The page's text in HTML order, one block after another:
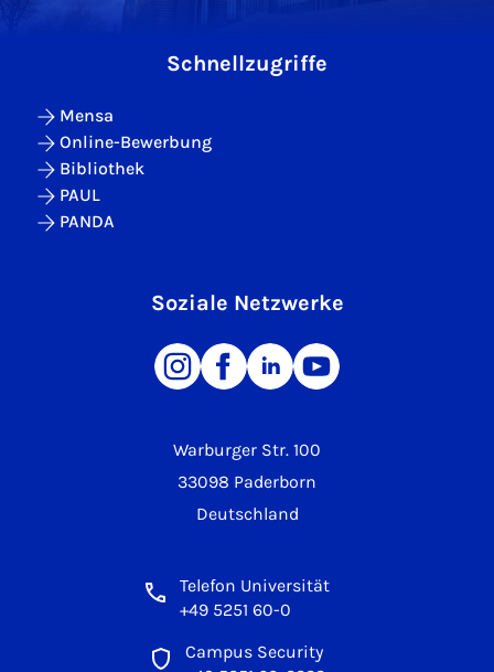
Warburger Str. 100
33098 Paderborn
Deutschland
Telefon Universität
+49 5251 60-0
Campus Security
Schnellzugriffe
Mensa
Online-Bewerbung
Bibliothek
PAUL
PANDA
Soziale Netzwerke